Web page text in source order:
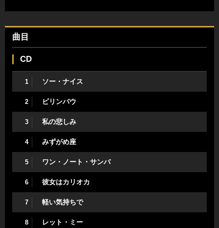
曲目
CD
1 ソー・ナイス
2 ビリンバウ
3 私の悲しみ
4 みずがめ座
5 ワン・ノート・サンバ
6 彼女はカリオカ
7 軽い気持ちで
8 レット・ミー